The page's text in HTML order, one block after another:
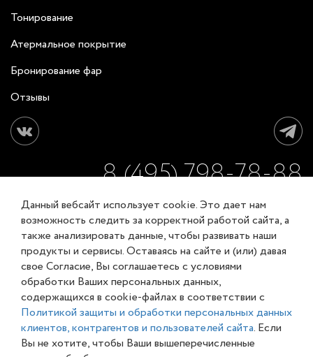
Данный вебсайт использует cookie. Это дает нам
возможность следить за корректной работой сайта, а
также анализировать данные, чтобы развивать наши
продукты и сервисы. Оставаясь на сайте и (или) давая
свое Согласие, Вы соглашаетесь с условиями
обработки Ваших персональных данных,
содержащихся в cookie-файлах в соответствии с
Политикой защиты и обработки персональных данных
клиентов, контрагентов и пользователей сайта. Если
Вы не хотите, чтобы Ваши вышеперечисленные
Тонирование
Атермальное покрытие
Бронирование фар
Отзывы
8 (495) 798-78-88
ЗАКАЗАТЬ ОБРАТНЫЙ ЗВОНОК
Соглашение об обработке персональных данных
© XL-Groupp 2007-2026